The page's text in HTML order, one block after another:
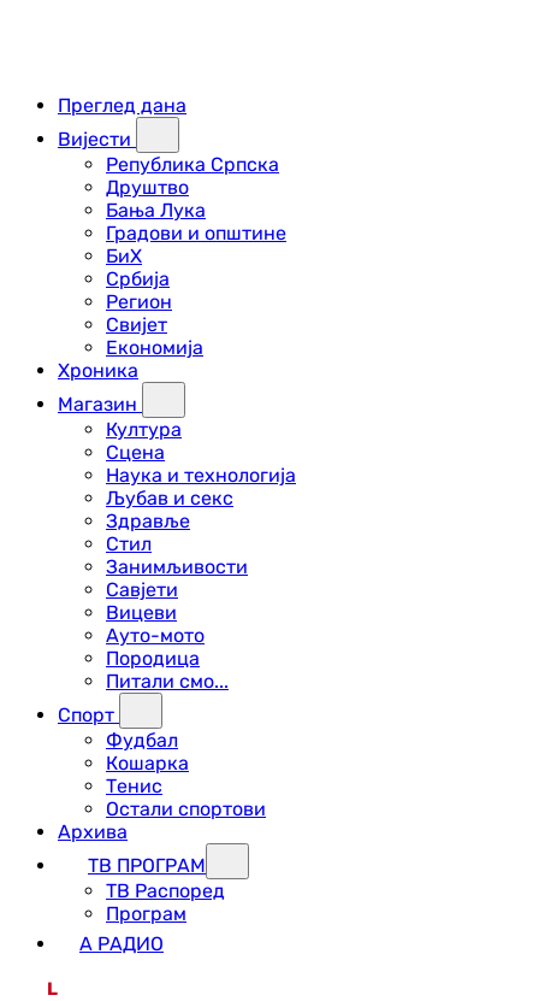
Преглед дана
Вијести
Република Српска
Друштво
Бања Лука
Градови и општине
БиХ
Србија
Регион
Свијет
Економија
Хроника
Магазин
Култура
Сцена
Наука и технологија
Љубав и секс
Здравље
Стил
Занимљивости
Савјети
Вицеви
Ауто-мото
Породица
Питали смо...
Спорт
Фудбал
Кошарка
Тенис
Остали спортови
Архива
ТВ ПРОГРАМ
ТВ Распоред
Програм
А РАДИО
L